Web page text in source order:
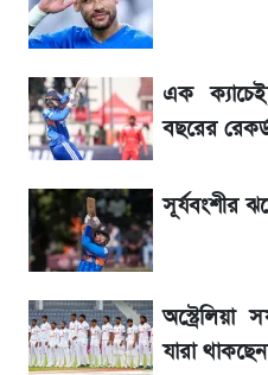
লাফিয়ে বাড়ল স্বর্ণের
রেকর্ড
বাংলাদেশ নিয়ে যা
২ লাখ মানুষ অপেক্ষায়,
হাসিনাকে! এরপর যা ঘটল...
এক
বছরের
সূর্যবংশীর
অস্ট্রেলিয়া
যারা থাকছেন